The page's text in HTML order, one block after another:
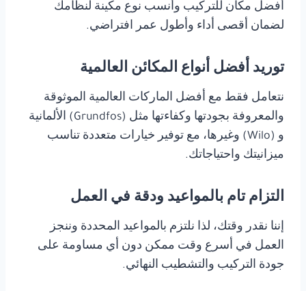
أفضل مكان للتركيب وأنسب نوع مكينة لنظامك
لضمان أقصى أداء وأطول عمر افتراضي.
توريد أفضل أنواع المكائن العالمية
نتعامل فقط مع أفضل الماركات العالمية الموثوقة
والمعروفة بجودتها وكفاءتها مثل (Grundfos) الألمانية
و (Wilo) وغيرها، مع توفير خيارات متعددة تناسب
ميزانيتك واحتياجاتك.
التزام تام بالمواعيد ودقة في العمل
إننا نقدر وقتك، لذا نلتزم بالمواعيد المحددة وننجز
العمل في أسرع وقت ممكن دون أي مساومة على
جودة التركيب والتشطيب النهائي.